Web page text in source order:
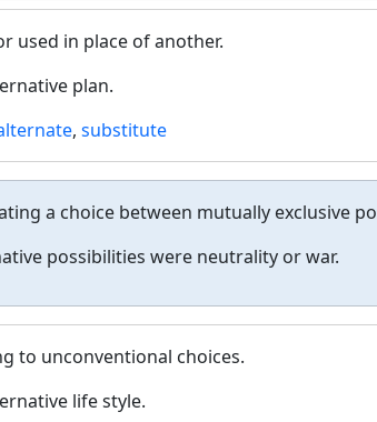
used in place of another.
plan.
, substitute
a choice between mutually exclusive
possibilities were neutrality or war.
to unconventional choices.
life style.